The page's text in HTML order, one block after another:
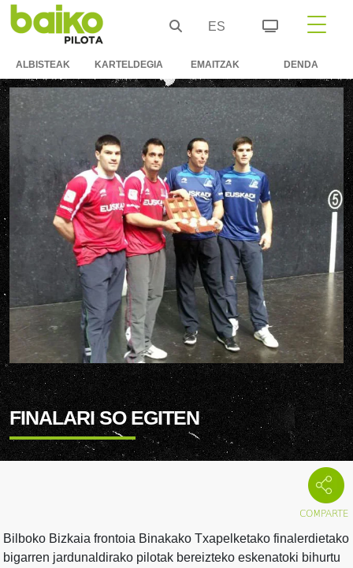
ES
ALBISTEAK KARTELDEGIA EMAITZAK DENDA
FINALARI SO EGITEN
Bilboko Bizkaia frontoia Binakako Txapelketako finalerdietako
bigarren jardunaldirako pilotak bereizteko eskenatoki bihurtu